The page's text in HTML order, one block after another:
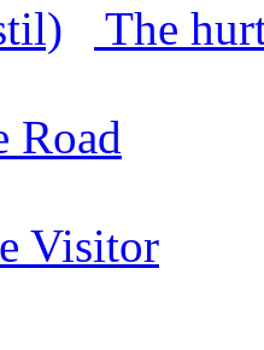
The
Road
Visitor